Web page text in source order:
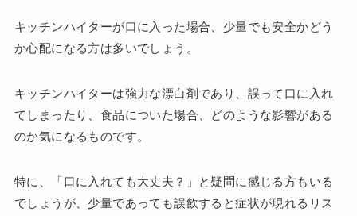
キッチンハイターが口に入った場合、少量でも安全かどう
か心配になる方は多いでしょう。
キッチンハイターは強力な漂白剤であり、誤って口に入れ
てしまったり、食品についた場合、どのような影響がある
のか気になるものです。
特に、「口に入れても大丈夫？」と疑問に感じる方もいる
でしょうが、少量であっても誤飲すると症状が現れるリス